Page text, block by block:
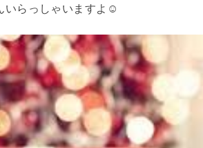
いらっしゃいますよ☺️